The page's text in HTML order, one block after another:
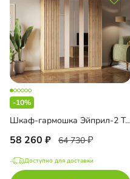
-10%
Шкаф-гармошка Эйприл-2 Тип 2
58 260 64 730
Доступно для доставки